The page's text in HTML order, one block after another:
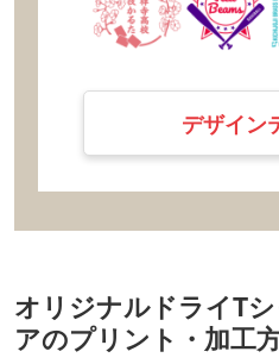
デザイン
オリジナルドライT
アのプリント・加工